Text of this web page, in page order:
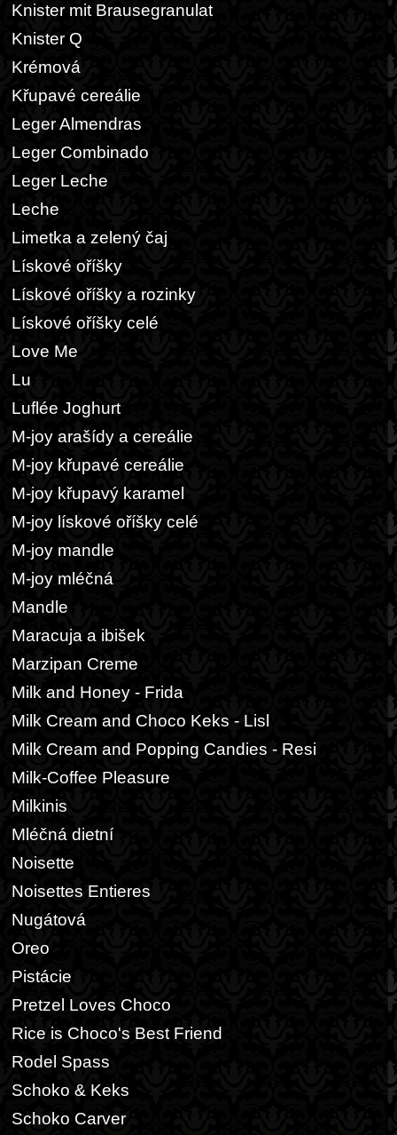
Knister mit Brausegranulat
Knister Q
Krémová
Křupavé cereálie
Leger Almendras
Leger Combinado
Leger Leche
Leche
Limetka a zelený čaj
Lískové oříšky
Lískové oříšky a rozinky
Lískové oříšky celé
Love Me
Lu
Luflée Joghurt
M-joy arašídy a cereálie
M-joy křupavé cereálie
M-joy křupavý karamel
M-joy lískové oříšky celé
M-joy mandle
M-joy mléčná
Mandle
Maracuja a ibišek
Marzipan Creme
Milk and Honey - Frida
Milk Cream and Choco Keks - Lisl
Milk Cream and Popping Candies - Resi
Milk-Coffee Pleasure
Milkinis
Mléčná dietní
Noisette
Noisettes Entieres
Nugátová
Oreo
Pistácie
Pretzel Loves Choco
Rice is Choco's Best Friend
Rodel Spass
Schoko & Keks
Schoko Carver